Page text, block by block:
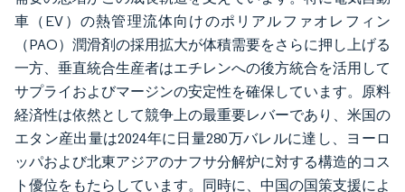
車（EV）の熱管理流体向けのポリアルファオレフィン
（PAO）潤滑剤の採用拡大が体積需要をさらに押し上げる
一方、垂直統合生産者はエチレンへの後方統合を活用して
サプライおよびマージンの安定性を確保しています。原料
経済性は依然として競争上の最重要レバーであり、米国の
エタン産出量は2024年に日量280万バレルに達し、ヨーロ
ッパおよび北東アジアのナフサ分解炉に対する構造的コス
ト優位をもたらしています。同時に、中国の国策支援によ